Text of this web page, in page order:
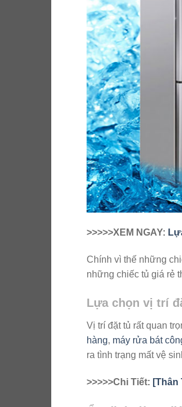
>>>>>XEM NGAY:
Chính vì thế những
những chiếc tủ giá rẻ
Lựa chọn vị trí
Vị trí đặt tủ rất quan
hàng, máy rửa bát
ra tình trạng mất vệ
>>>>>Chi Tiết: